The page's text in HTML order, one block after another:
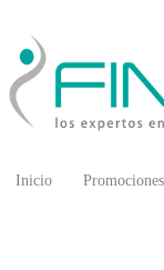
Inicio Promociones